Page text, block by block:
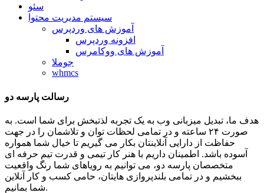
سئو
سیستم مدیریت محتوا
آموزش های وردپرس
افزونه وردپرس
آموزش های ووکامرس
جوملا
whmcs
رسالت پارسه دو
هدف ما، تبدیل میزبانی وب به یک تجربه لذتبخش برای شما است. به
صورت ۲۴ ساعته و در تمامی لحظات توان و تلاشمان را در جهت
حفاظت از دارایی آنلاینتان بکار می گیریم تا خیال شما همواره
آسوده باشد. اطمینان داریم با هنر کار تیمی و قدرت تیم حرفه ای
متخصصان پارسه دو، می توانیم به رویاهای شما رنگ واقعیت
ببخشیم و در تمامی بلندپروازی هایتان، حامی کسب و کار آنلاین
شما بمانیم.